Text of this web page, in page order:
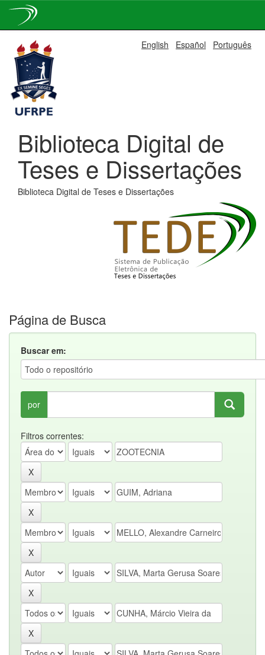
navigation
English Español Português
Biblioteca Digital de
Teses e Dissertações
Biblioteca Digital de Teses e Dissertações
Página de Busca
Buscar em:
por
Filtros correntes: